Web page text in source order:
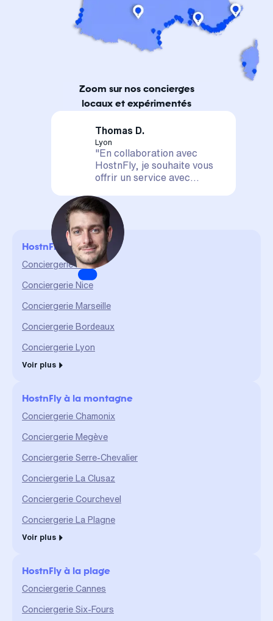
Zoom sur nos concierges
locaux et expérimentés
Thomas D.
Lyon
"En collaboration avec
HostnFly, je souhaite vous
offrir un service avec
logement est entre de
bonnes mains, il sera mis en
valeur et géré de A à Z. La
confiance et le partage sont
des valeurs qui me sont
chères et qui me permettent
d'assurer un service durable
HostnFly en ville
Conciergerie Paris
Conciergerie Nice
Conciergerie Marseille
Conciergerie Bordeaux
Conciergerie Lyon
Voir plus
HostnFly à la montagne
Conciergerie Chamonix
Conciergerie Megève
Conciergerie Serre-Chevalier
Conciergerie La Clusaz
Conciergerie Courchevel
Conciergerie La Plagne
Voir plus
HostnFly à la plage
Conciergerie Cannes
Conciergerie Six-Fours